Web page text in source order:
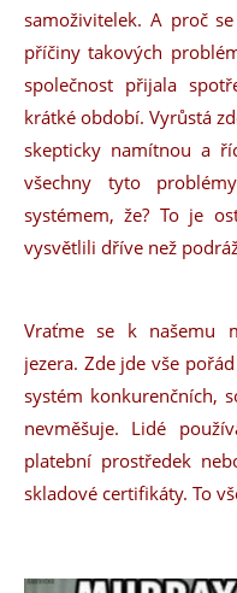
samoživitelek. A proč
příčiny takových
společnost přijala
krátké období. Vyrůstá
skepticky namítnou a
všechny tyto
systémem, že? To je
vysvětlili dříve než
Vraťme se k našemu
jezera. Zde jde vše
systém konkurenčních,
nevměšuje. Lidé
platební prostředek
skladové certifikáty. To